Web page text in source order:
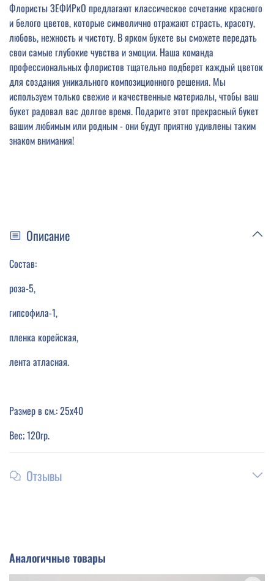
Флористы ЗЕФИРкО предлагают классическое сочетание красного
и белого цветов, которые символично отражают страсть, красоту,
любовь, нежность и чистоту. В ярком букете вы сможете передать
свои самые глубокие чувства и эмоции. Наша команда
профессиональных флористов тщательно подберет каждый цветок
для создания уникального композиционного решения. Мы
используем только свежие и качественные материалы, чтобы ваш
букет радовал вас долгое время. Подарите этот прекрасный букет
вашим любимым или родным - они будут приятно удивлены таким
знаком внимания!
Описание
Состав:
роза-5,
гипсофила-1,
пленка корейская,
лента атласная.
Размер в см.: 25х40
Вес; 120гр.
Отзывы
Аналогичные товары